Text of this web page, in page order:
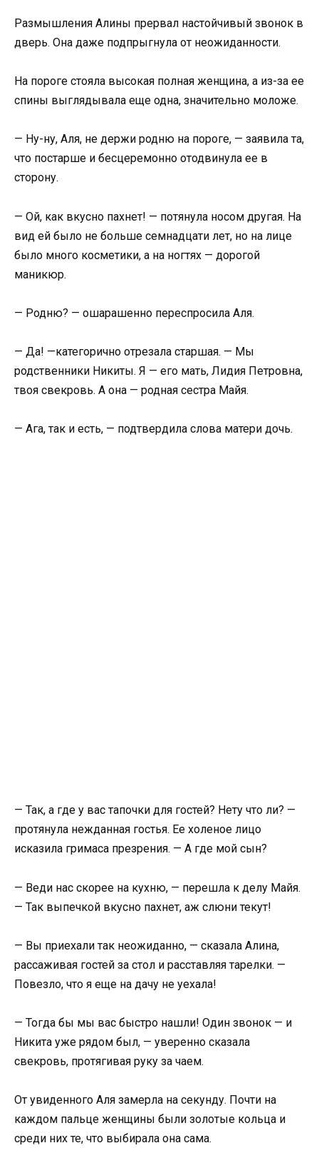
Размышления Алины прервал настойчивый звонок в
дверь. Она даже подпрыгнула от неожиданности.
На пороге стояла высокая полная женщина, а из-за ее
спины выглядывала еще одна, значительно моложе.
— Ну-ну, Аля, не держи родню на пороге, — заявила та,
что постарше и бесцеремонно отодвинула ее в
сторону.
— Ой, как вкусно пахнет! — потянула носом другая. На
вид ей было не больше семнадцати лет, но на лице
было много косметики, а на ногтях — дорогой
маникюр.
— Родню? — ошарашенно переспросила Аля.
— Да! —категорично отрезала старшая. — Мы
родственники Никиты. Я — его мать, Лидия Петровна,
твоя свекровь. А она — родная сестра Майя.
— Ага, так и есть, — подтвердила слова матери дочь.
— Так, а где у вас тапочки для гостей? Нету что ли? —
протянула нежданная гостья. Ее холеное лицо
исказила гримаса презрения. — А где мой сын?
— Веди нас скорее на кухню, — перешла к делу Майя.
— Так выпечкой вкусно пахнет, аж слюни текут!
— Вы приехали так неожиданно, — сказала Алина,
рассаживая гостей за стол и расставляя тарелки. —
Повезло, что я еще на дачу не уехала!
— Тогда бы мы вас быстро нашли! Один звонок — и
Никита уже рядом был, — уверенно сказала
свекровь, протягивая руку за чаем.
От увиденного Аля замерла на секунду. Почти на
каждом пальце женщины были золотые кольца и
среди них те, что выбирала она сама.